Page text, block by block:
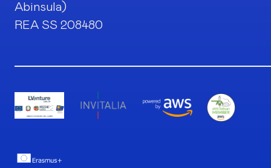
Abinsula)
REA SS 208480